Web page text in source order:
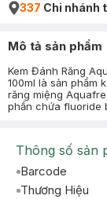
337 Chi nhánh
Mô tả sản phẩm
Kem Đánh Răng
100ml là sản phẩm
răng miệng
phần chứa fluoride
Thông số sản
Barcode
Thương Hiệu